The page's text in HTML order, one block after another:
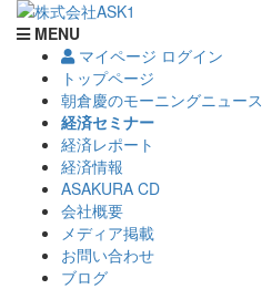
MENU
マイページ ログイン
トップページ
朝倉慶のモーニングニュース
経済セミナー
経済レポート
経済情報
ASAKURA CD
会社概要
メディア掲載
お問い合わせ
ブログ